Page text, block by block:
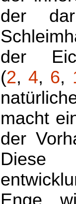
der
der
(2,4, 6,
macht
der
Enge